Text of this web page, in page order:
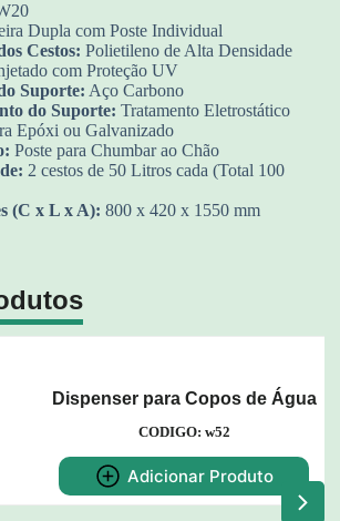
Dupla com Poste Individual
Cestos: Polietileno de Alta Densidade
com Proteção UV
Suporte: Aço Carbono
do Suporte: Tratamento Eletrostático
Epóxi ou Galvanizado
Poste para Chumbar ao Chão
2 cestos de 50 Litros cada (Total 100
(C x L x A): 800 x 420 x 1550 mm